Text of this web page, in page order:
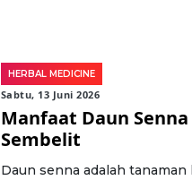
HERBAL MEDICINE
Sabtu, 13 Juni 2026
Manfaat Daun
Sembelit
Daun senna adalah